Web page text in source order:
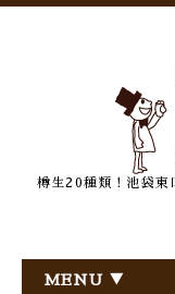
樽生20種類！池袋東
MENU ▼